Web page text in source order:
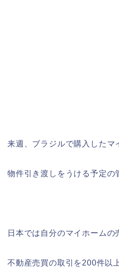
来週、ブラジルで購入したマ
物件引き渡しをうける予定の
日本では自分のマイホームの
不動産売買の取引を200件以